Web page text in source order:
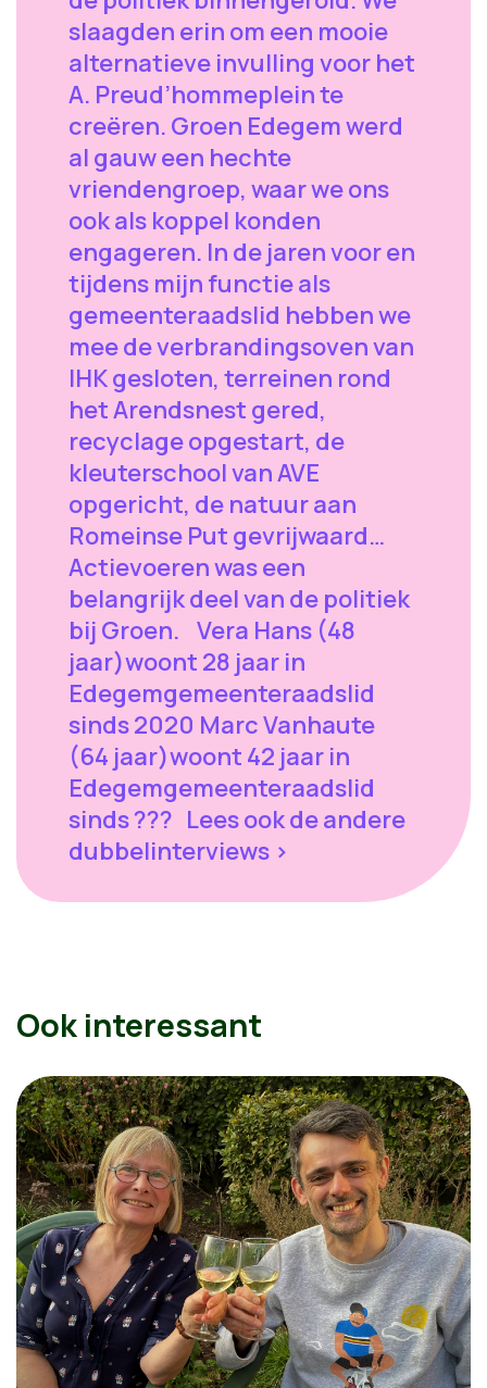
slaagden erin om een mooie
alternatieve invulling voor het
A. Preud’hommeplein te
creëren. Groen Edegem werd
al gauw een hechte
vriendengroep, waar we ons
ook als koppel konden
engageren. In de jaren voor en
tijdens mijn functie als
gemeenteraadslid hebben we
mee de verbrandingsoven van
IHK gesloten, terreinen rond
het Arendsnest gered,
recyclage opgestart, de
kleuterschool van AVE
opgericht, de natuur aan
Romeinse Put gevrijwaard…
Actievoeren was een
belangrijk deel van de politiek
bij Groen. Vera Hans (48
jaar)woont 28 jaar in
Edegemgemeenteraadslid
sinds 2020 Marc Vanhaute
(64 jaar)woont 42 jaar in
Edegemgemeenteraadslid
sinds ??? Lees ook de andere
dubbelinterviews >
Ook interessant